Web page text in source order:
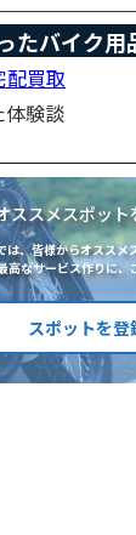
たバイク用
配買取
体験談
ススメスポッ
は、皆様からオススメ
高なサービス作りに、
スポットを登